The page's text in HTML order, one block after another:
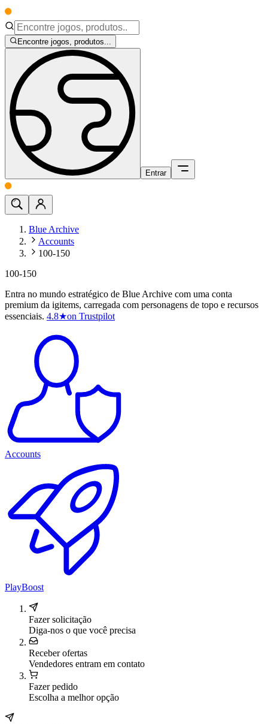
Encontre jogos, produtos...
Entrar
Blue Archive
Accounts
100-150
100-150
Entra no mundo estratégico de Blue Archive com uma conta
premium da igitems, carregada com personagens de topo e recursos
essenciais. 4.8★on Trustpilot
Accounts
PlayBoost
Fazer solicitação
Diga-nos o que você precisa
Receber ofertas
Vendedores entram em contato
Fazer pedido
Escolha a melhor opção